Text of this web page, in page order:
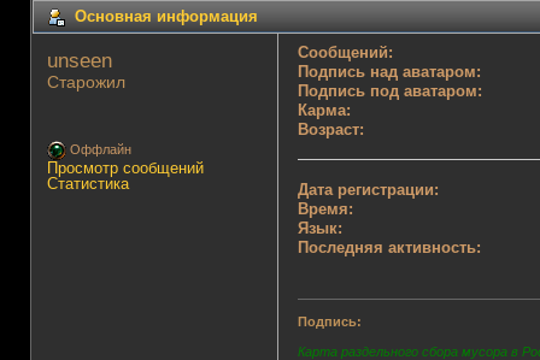
Основная информация
unseen
Старожил
Оффлайн
Просмотр сообщений
Статистика
Сообщений:
Подпись над аватаром:
Подпись под аватаром:
Карма:
Возраст:
Дата регистрации:
Время:
Язык:
Последняя активность:
Подпись:
Карта раздельного сбора мусора в